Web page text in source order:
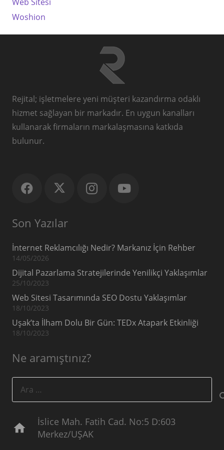
Woshion
Rejital; işletmelere yeni müşteri kazandırma odaklı
hizmet sağlayan bir markadır. En uygun kanalları
kullanarak firmaların markalaşmasına katkıda
bulunur.
Son Yazılar
İnternet Reklamcılığı Nedir? Markanız İçin Rehber
14/05/2026
Dijital Pazarlama Stratejilerinde Yenilikçi Yaklaşımlar
25/10/2023
Web Sitesi Tasarımında SEO Dostu Yaklaşımlar
18/10/2023
Uşak’ta İlham Dolu Bir Gün: TEDx Atapark Etkinliği
18/10/2023
Ne aramıştınız?
home
İslice Mah. Fatih Cad. No:5 D:603
Merkez/UŞAK